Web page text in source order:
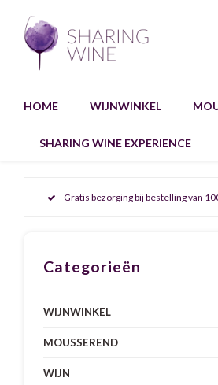
HOME WIJNWINKEL
SHARING WINE EXPERIENCE
Gratis bezorging bij bestelling van
Categorieën
WIJNWINKEL
MOUSSEREND
WIJN